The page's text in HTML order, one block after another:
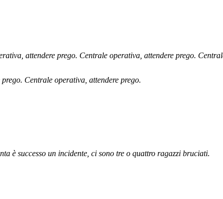
attendere prego. Centrale operativa, attendere prego.
Centrale operativa, attendere prego.
è successo un incidente, ci sono tre o quattro ragazzi bruciati.